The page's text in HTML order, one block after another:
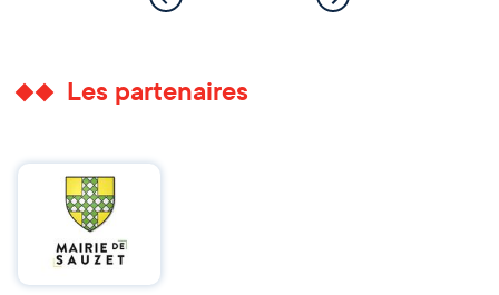
Les partenaires